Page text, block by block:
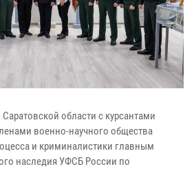
области с курсантами
военно-научного общества
и криминалистики главным
наследия УФСБ России по